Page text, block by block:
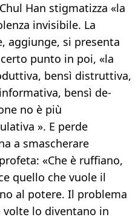
Han stigmatizza «la
invisibile. La
aggiunge, si presenta
punto in poi, «la
bensì distruttiva,
bensì de-
no è più
». E perde
a smascherare
«Che è ruffiano,
quello che vuole il
al potere. Il problema
lo diventano in